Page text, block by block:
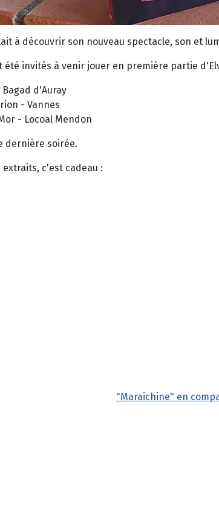
à découvrir son nouveau spectacle, son et
été invités à venir jouer en première partie
Bagad d'Auray
- Vannes
- Locoal Mendon
dernière soirée.
c'est cadeau :
"Maraichine" en